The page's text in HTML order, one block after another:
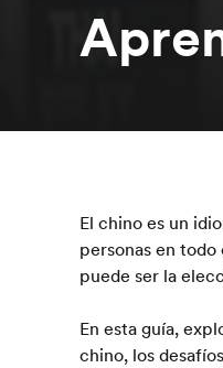
El chino es un
personas en
puede ser la
En esta guía,
chino, los